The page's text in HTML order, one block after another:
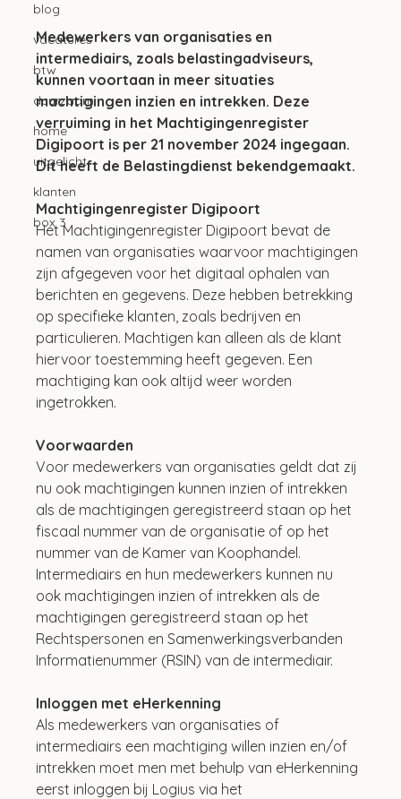
blog
vacatures
btw
duurzaam
home
uitgelicht
klanten
box 3
Medewerkers van organisaties en
intermediairs, zoals belastingadviseurs,
kunnen voortaan in meer situaties
machtigingen inzien en intrekken. Deze
verruiming in het Machtigingenregister
Digipoort is per 21 november 2024 ingegaan.
Dit heeft de Belastingdienst bekendgemaakt.
Machtigingenregister Digipoort
Het Machtigingenregister Digipoort bevat de
namen van organisaties waarvoor machtigingen
zijn afgegeven voor het digitaal ophalen van
berichten en gegevens. Deze hebben betrekking
op specifieke klanten, zoals bedrijven en
particulieren. Machtigen kan alleen als de klant
hiervoor toestemming heeft gegeven. Een
machtiging kan ook altijd weer worden
ingetrokken.
Voorwaarden
Voor medewerkers van organisaties geldt dat zij
nu ook machtigingen kunnen inzien of intrekken
als de machtigingen geregistreerd staan op het
fiscaal nummer van de organisatie of op het
nummer van de Kamer van Koophandel.
Intermediairs en hun medewerkers kunnen nu
ook machtigingen inzien of intrekken als de
machtigingen geregistreerd staan op het
Rechtspersonen en Samenwerkingsverbanden
Informatienummer (RSIN) van de intermediair.
Inloggen met eHerkenning
Als medewerkers van organisaties of
intermediairs een machtiging willen inzien en/of
intrekken moet men met behulp van eHerkenning
eerst inloggen bij Logius via het